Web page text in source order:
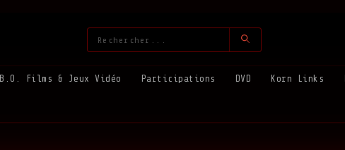
Rechercher
B.O. Films & Jeux Vidéo Participations DVD Korn Links